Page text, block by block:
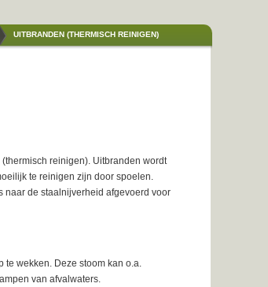
UITBRANDEN (THERMISCH REINIGEN)
reinigen). Uitbranden wordt
te reinigen zijn door spoelen.
naar de staalnijverheid afgevoerd voor
te wekken. Deze stoom kan o.a.
van afvalwaters.